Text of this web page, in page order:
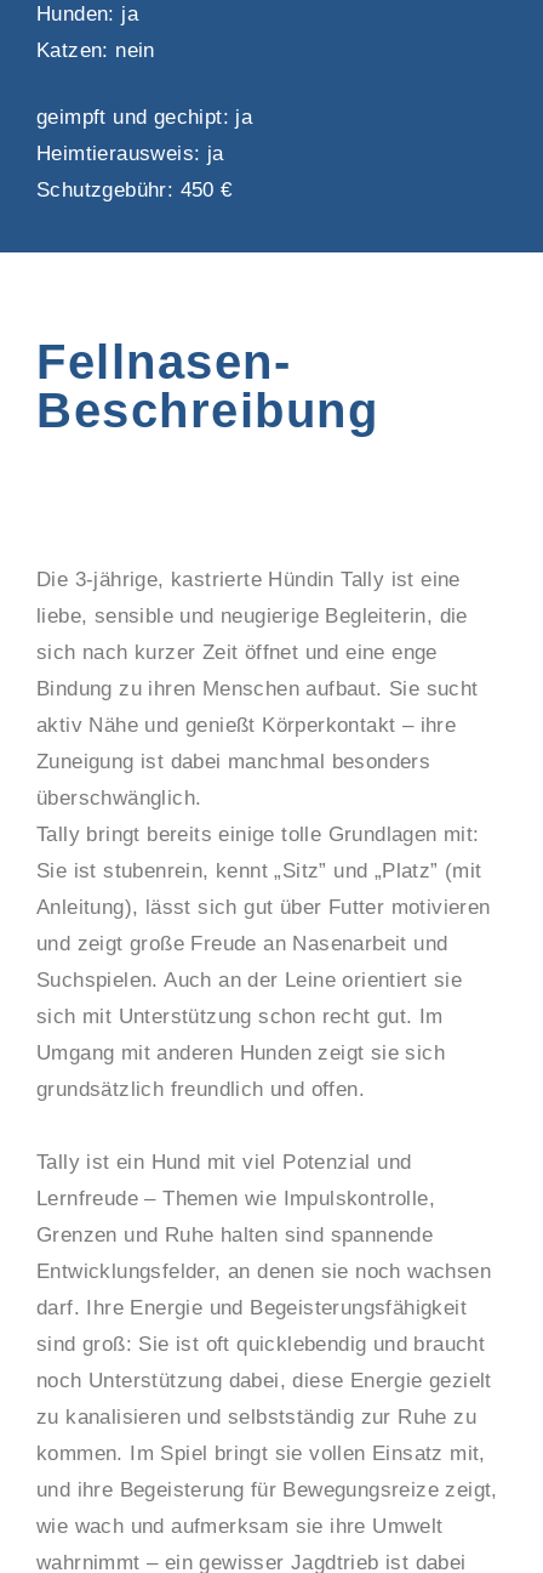
Hunden: ja
Katzen: nein
geimpft und gechipt: ja
Heimtierausweis: ja
Schutzgebühr: 450 €
Fellnasen-
Beschreibung
Die 3-jährige, kastrierte Hündin Tally ist eine
liebe, sensible und neugierige Begleiterin, die
sich nach kurzer Zeit öffnet und eine enge
Bindung zu ihren Menschen aufbaut. Sie sucht
aktiv Nähe und genießt Körperkontakt – ihre
Zuneigung ist dabei manchmal besonders
überschwänglich.
Tally bringt bereits einige tolle Grundlagen mit:
Sie ist stubenrein, kennt „Sitz” und „Platz” (mit
Anleitung), lässt sich gut über Futter motivieren
und zeigt große Freude an Nasenarbeit und
Suchspielen. Auch an der Leine orientiert sie
sich mit Unterstützung schon recht gut. Im
Umgang mit anderen Hunden zeigt sie sich
grundsätzlich freundlich und offen.
Tally ist ein Hund mit viel Potenzial und
Lernfreude – Themen wie Impulskontrolle,
Grenzen und Ruhe halten sind spannende
Entwicklungsfelder, an denen sie noch wachsen
darf. Ihre Energie und Begeisterungsfähigkeit
sind groß: Sie ist oft quicklebendig und braucht
noch Unterstützung dabei, diese Energie gezielt
zu kanalisieren und selbstständig zur Ruhe zu
kommen. Im Spiel bringt sie vollen Einsatz mit,
und ihre Begeisterung für Bewegungsreize zeigt,
wie wach und aufmerksam sie ihre Umwelt
wahrnimmt – ein gewisser Jagdtrieb ist dabei